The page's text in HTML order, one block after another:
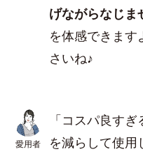
げながらなじま
を体感できま
さいね♪
愛用者
「コスパ良す
を減らして使用